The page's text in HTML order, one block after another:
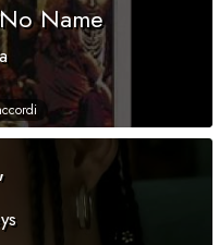
Name